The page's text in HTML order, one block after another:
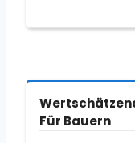
Für Bauern